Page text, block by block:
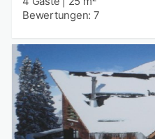
Bewertungen: 7